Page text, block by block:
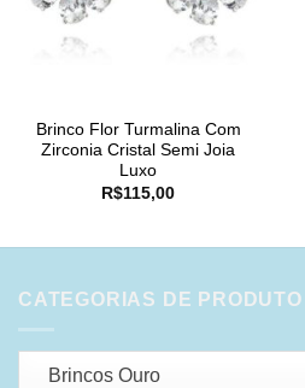
Brinco Flor Turmalina Com
Zirconia Cristal Semi Joia
Luxo
R$115,00
CATEGORIAS DE PRODUTO
Brincos Ouro